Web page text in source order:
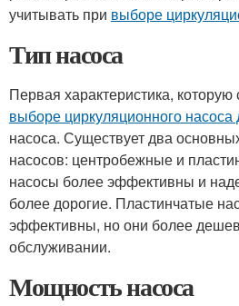
учитывать при выборе
Тип насоса
Первая характеристика, которую
выборе циркуляционного насоса
насоса. Существует два
насосов: центробежные и
насосы более эффективны и
более дорогие. Пластинчатые
эффективны, но они более
обслуживании.
Мощность насоса